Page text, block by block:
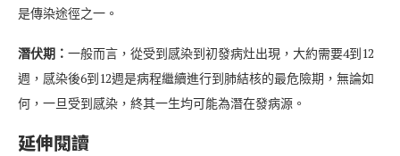
是傳染途徑之一。
潛伏期： 一般而言，從受到感染到初發病灶出現，大約需要4到12
週，感染後6到12週是病程繼續進行到肺結核的最危險期，無論如
何，一旦受到感染，終其一生均可能為潛在發病源。
延伸閱讀